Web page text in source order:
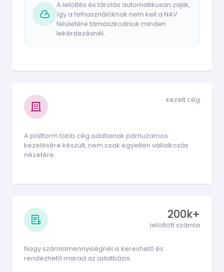
A letöltés és tárolás automatikusan zajlik,
így a felhasználóknak nem kell a NAV
felületére támaszkodniuk minden
lekérdezésnél.
kezelt cég
A platform több cég adatainak párhuzamos
kezelésére készült, nem csak egyetlen vállalkozás
nézetére.
200k+
letöltött számla
Nagy számlamennyiségnél is kereshető és
rendezhető marad az adatbázis.